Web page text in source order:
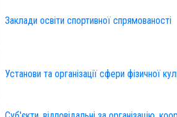
Заклади освіти спортивної спрямованості
Установи та організації сфери фізичної